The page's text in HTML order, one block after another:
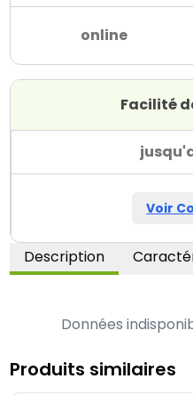
online
Facilité
Voir
Description
Données
Produits similaires